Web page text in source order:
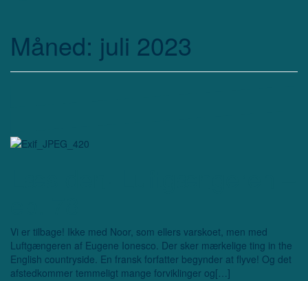
Måned: juli 2023
Vi er tilbage! Ikke med Noor, som ellers varskoet, men med
Luftgængeren af Eugene Ionesco. Der sker mærkelige ting in the
English countryside. En fransk forfatter begynder at flyve! Og det
afstedkommer temmeligt mange forviklinger og[…]